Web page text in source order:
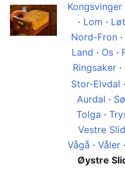
Kongsvinger
· Lom ·
Nord-Fron·
Land · Os·
Ringsaker ·
Stor-Elvdal ·
Aurdal ·
Tolga ·
Vestre
Vågå · Våler·
Øystre